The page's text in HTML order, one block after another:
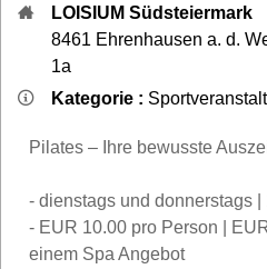
LOISIUM Südsteiermark
8461 Ehrenhausen a. d.
1a
Kategorie :
Pilates – Ihre bewusste
- dienstags und donnerstags
- EUR 10.00 pro Person |
einem Spa Angebot